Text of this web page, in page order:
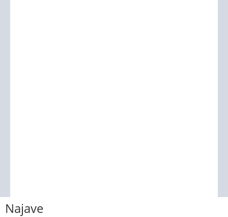
Najave